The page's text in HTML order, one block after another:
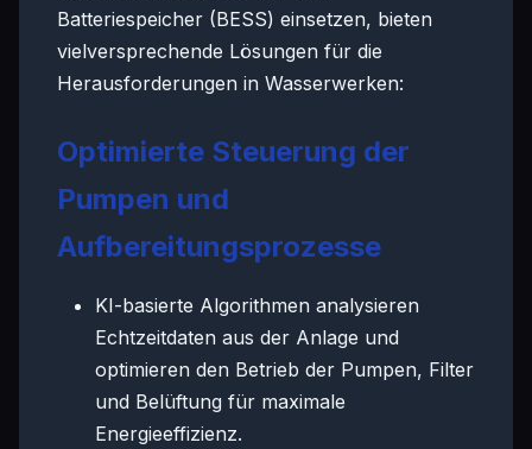
Batteriespeicher (BESS) einsetzen, bieten
vielversprechende Lösungen für die
Herausforderungen in Wasserwerken:
Optimierte Steuerung der
Pumpen und
Aufbereitungsprozesse
KI-basierte Algorithmen analysieren
Echtzeitdaten aus der Anlage und
optimieren den Betrieb der Pumpen, Filter
und Belüftung für maximale
Energieeffizienz.